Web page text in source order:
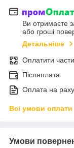
Ви отримаєте
або гроші
Детальніше
Оплатити
Післяплата
Оплата на
Всі умови оплати
Умови